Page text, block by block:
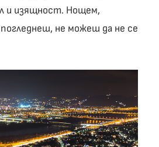
и изящност. Нощем,
не можеш да не се